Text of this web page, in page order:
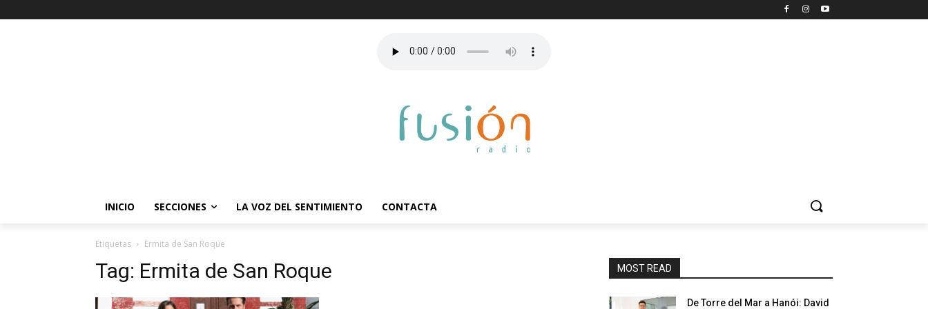
INICIO SECCIONES LA VOZ DEL SENTIMIENTO CONTACTA
Etiquetas Ermita de San Roque
Tag: Ermita de San Roque MOST READ
De Torre del Mar a Hanói: David